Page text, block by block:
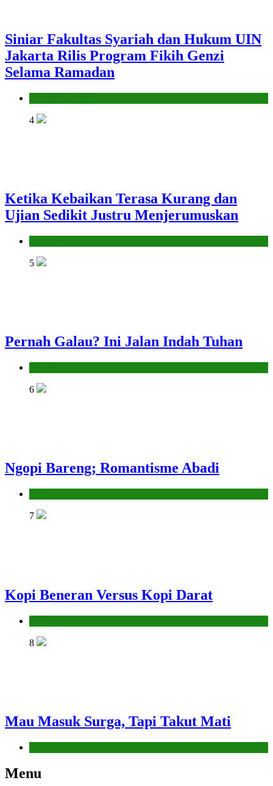
Siniar Fakultas Syariah dan Hukum UIN
Jakarta Rilis Program Fikih Genzi
Selama Ramadan
4
Ketika Kebaikan Terasa Kurang dan
Ujian Sedikit Justru Menjerumuskan
5
Pernah Galau? Ini Jalan Indah Tuhan
6
Ngopi Bareng; Romantisme Abadi
7
Kopi Beneran Versus Kopi Darat
8
Mau Masuk Surga, Tapi Takut Mati
Menu